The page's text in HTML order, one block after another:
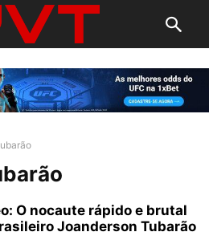
O nocaute rápido e brutal
Joanderson Tubarão